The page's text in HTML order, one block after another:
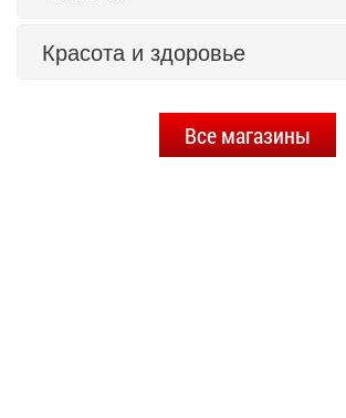
Красота и здоровье
Все магазины